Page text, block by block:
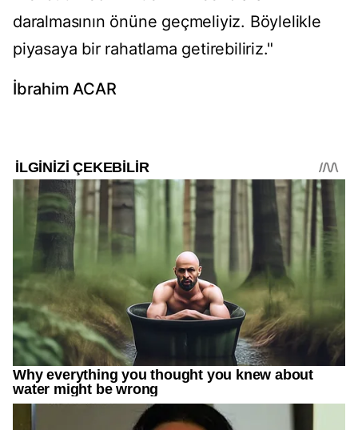
daralmasının önüne geçmeliyiz. Böylelikle
piyasaya bir rahatlama getirebiliriz."
İbrahim ACAR